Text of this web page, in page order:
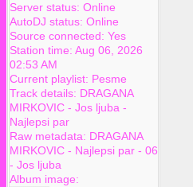
Server status: Online
AutoDJ status: Online
Source connected: Yes
Station time: Aug 06, 2026
02:53 AM
Current playlist: Pesme
Track details: DRAGANA
MIRKOVIC - Jos ljuba -
Najlepsi par
Raw metadata: DRAGANA
MIRKOVIC - Najlepsi par - 06
- Jos ljuba
Album image: